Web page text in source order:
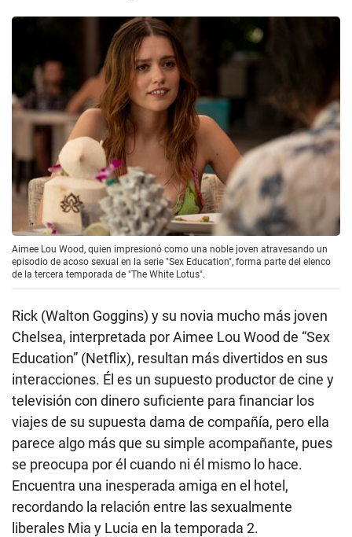
Aimee Lou Wood, quien impresionó como una noble joven atravesando un
episodio de acoso sexual en la serie "Sex Education", forma parte del elenco
de la tercera temporada de "The White Lotus".
Rick (Walton Goggins) y su novia mucho más joven
Chelsea, interpretada por Aimee Lou Wood de “Sex
Education” (Netflix), resultan más divertidos en sus
interacciones. Él es un supuesto productor de cine y
televisión con dinero suficiente para financiar los
viajes de su supuesta dama de compañía, pero ella
parece algo más que su simple acompañante, pues
se preocupa por él cuando ni él mismo lo hace.
Encuentra una inesperada amiga en el hotel,
recordando la relación entre las sexualmente
liberales Mia y Lucia en la temporada 2.